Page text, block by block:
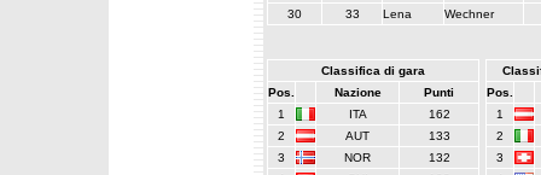
30
33 Lena Wechner
Classifica di gara
Pos.
Nazione
Punti
1
ITA
162
2
AUT
133
3
NOR
132
Pos.
1
2
3